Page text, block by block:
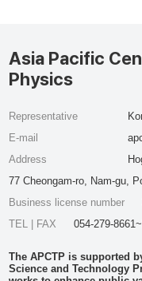
Asia Pacific
Physics
Representative
E-mail
Address
77 Cheongam-ro, Nam-gu,
Business license number
TEL | FAX
054-279-
The APCTP is supported
Science and Technology